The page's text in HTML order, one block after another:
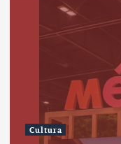
Cultura